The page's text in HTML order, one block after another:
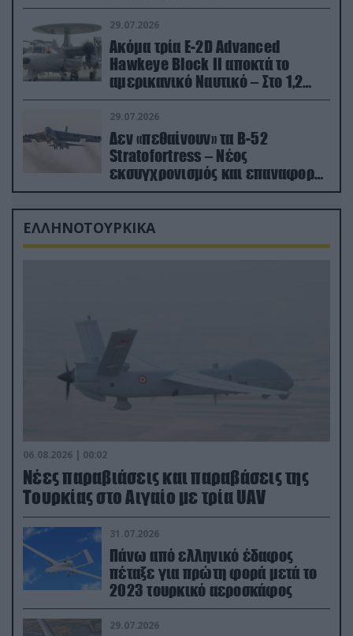
29.07.2026
Ακόμα τρία E-2D Advanced
Hawkeye Block II αποκτά το
αμερικανικό Ναυτικό – Στο 1,2
δισ.δολάρια το κόστος
29.07.2026
Δεν «πεθαίνουν» τα Β-52
Stratofortress – Νέος
εκσυγχρονισμός και επαναφορά
από τα «νεκροταφεία»
ΕΛΛΗΝΟΤΟΥΡΚΙΚΑ
06.08.2026 | 00:02
Νέες παραβιάσεις και παραβάσεις της
Τουρκίας στο Αιγαίο με τρία UAV
31.07.2026
Πάνω από ελληνικό έδαφος
πέταξε για πρώτη φορά μετά το
2023 τουρκικό αεροσκάφος
29.07.2026